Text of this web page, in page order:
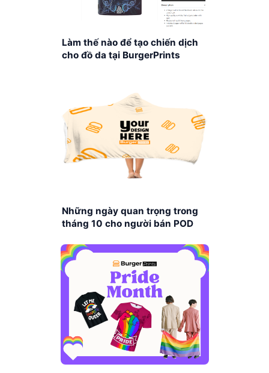
Làm thế nào để tạo chiến dịch
cho đồ da tại BurgerPrints
Những ngày quan trọng trong
tháng 10 cho người bán POD